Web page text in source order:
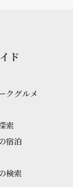
ド
クグルメ
索
宿泊
検索